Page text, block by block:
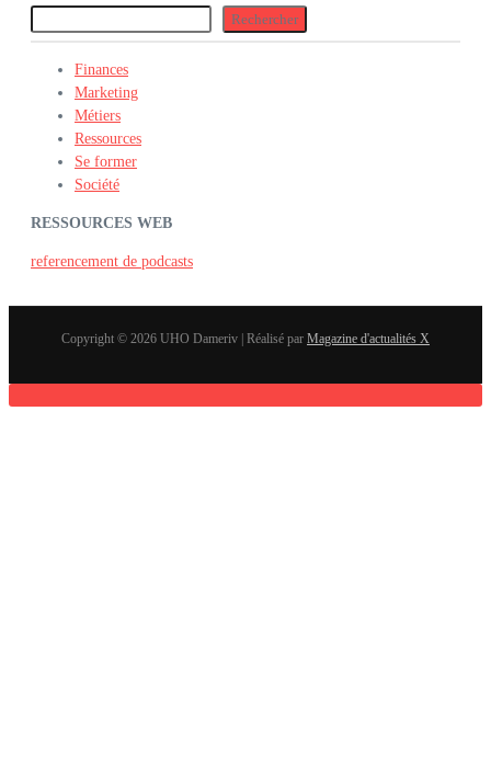
Rechercher
Finances
Marketing
Métiers
Ressources
Se former
Société
RESSOURCES WEB
referencement de podcasts
Copyright © 2026 UHO Dameriv | Réalisé par Magazine d'actualités X